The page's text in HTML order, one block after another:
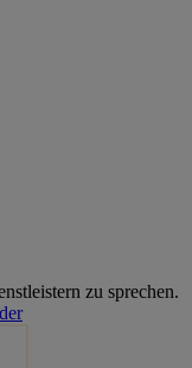
zu sprechen.